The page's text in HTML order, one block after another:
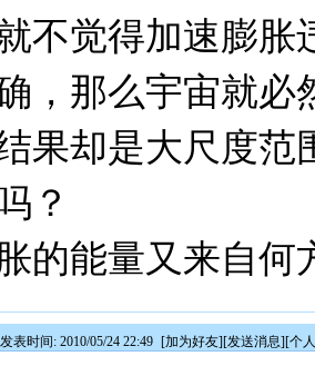
不觉得加速膨胀
，那么宇宙就必
果却是大尺度范
？
的能量又来自何
发表时间: 2010/05/24 22:49 [加为好友][发送消息][个